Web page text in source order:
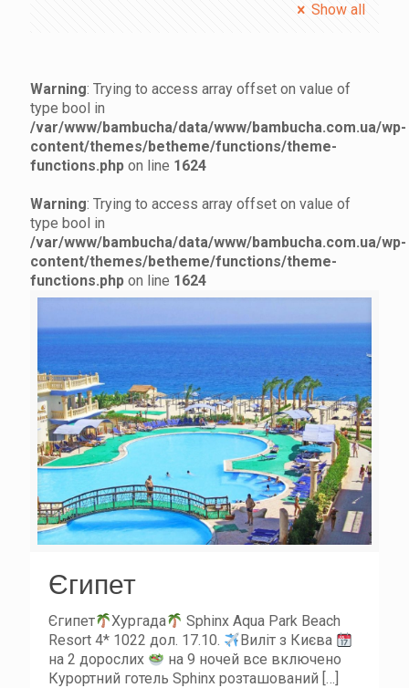
Show all
Warning: Trying to access array offset on value of
type bool in
/var/www/bambucha/data/www/bambucha.com.ua/wp-
content/themes/betheme/functions/theme-
functions.php on line 1624
Warning: Trying to access array offset on value of
type bool in
/var/www/bambucha/data/www/bambucha.com.ua/wp-
content/themes/betheme/functions/theme-
functions.php on line 1624
Єгипет
Єгипет Хургада
Sphinx Aqua Park Beach
Resort 4* 1022 дол. 17.10.
Виліт з Києва
на 2 дорослих
на 9 ночей все включено
Курортний готель Sphinx розташований […]